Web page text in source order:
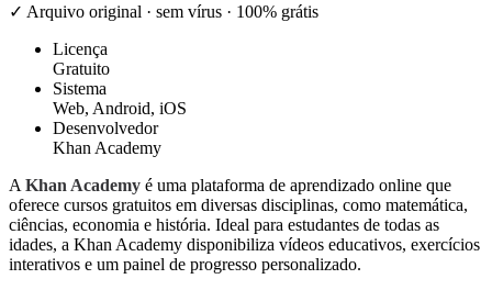
✓ Arquivo original · sem vírus · 100% grátis
Licença
Gratuito
Sistema
Web, Android, iOS
Desenvolvedor
Khan Academy
A Khan Academy é uma plataforma de aprendizado online que
oferece cursos gratuitos em diversas disciplinas, como matemática,
ciências, economia e história. Ideal para estudantes de todas as
idades, a Khan Academy disponibiliza vídeos educativos, exercícios
interativos e um painel de progresso personalizado.